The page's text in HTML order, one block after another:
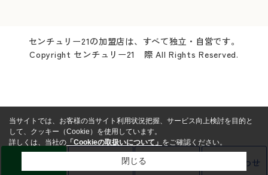
センチュリー21の加盟店は、すべて独立・自営です。
Copyright センチュリー21 際 All Rights Reserved.
お問い合わせ
当サイトでは、お客様の当サイト利用状況把握、サービス向上検討を目的と
して、クッキー（Cookie）を使用しています。
詳しくは、当社の 「Cookieの取扱いについて」 をご確認ください。
閉じる